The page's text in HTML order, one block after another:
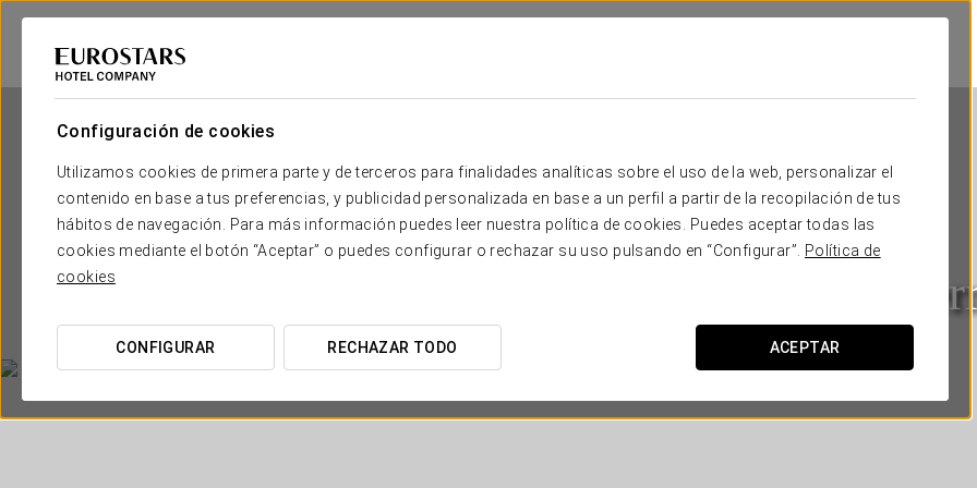
Configuración de cookies
Utilizamos cookies de primera parte y de terceros para finalidades analíticas sobre el uso de la web, personalizar el
contenido en base a tus preferencias, y publicidad personalizada en base a un perfil a partir de la recopilación de tus
hábitos de navegación. Para más información puedes leer nuestra política de cookies. Puedes aceptar todas las
cookies mediante el botón “Aceptar” o puedes configurar o rechazar su uso pulsando en “Configurar”.
Política de
cookies
CONFIGURAR RECHAZAR TODO ACEPTAR
Eurostars Suites
MADRID